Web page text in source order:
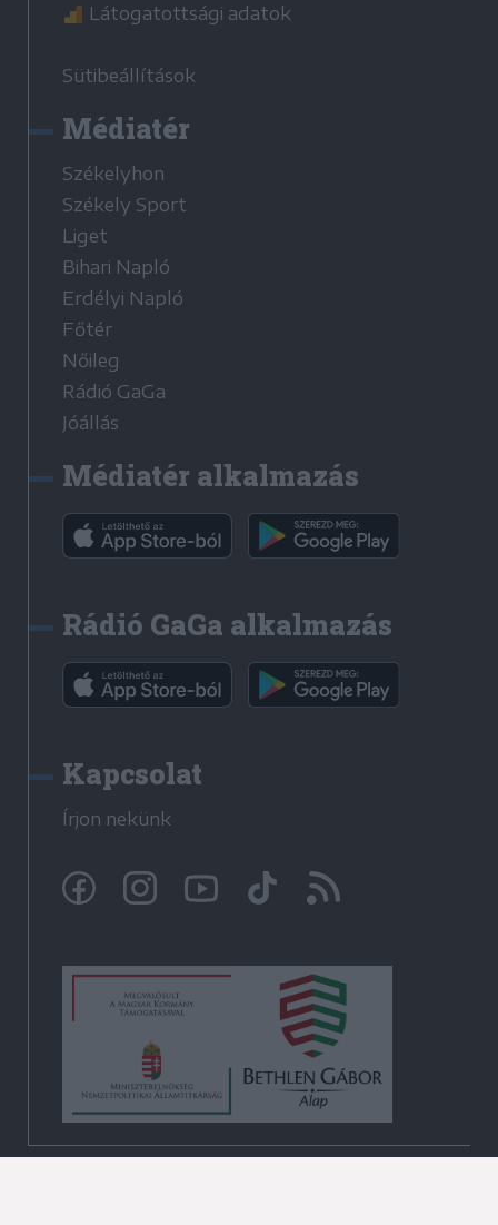
Látogatottsági adatok
Sütibeállítások
Médiatér
Székelyhon
Székely Sport
Liget
Bihari Napló
Erdélyi Napló
Főtér
Nőileg
Rádió GaGa
Jóállás
Médiatér alkalmazás
Rádió GaGa alkalmazás
Kapcsolat
Írjon nekünk